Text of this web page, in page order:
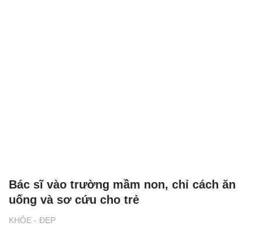
KHỎE - ĐẸP
Bác sĩ vào trường mầm non, chỉ cách ăn
uống và sơ cứu cho trẻ